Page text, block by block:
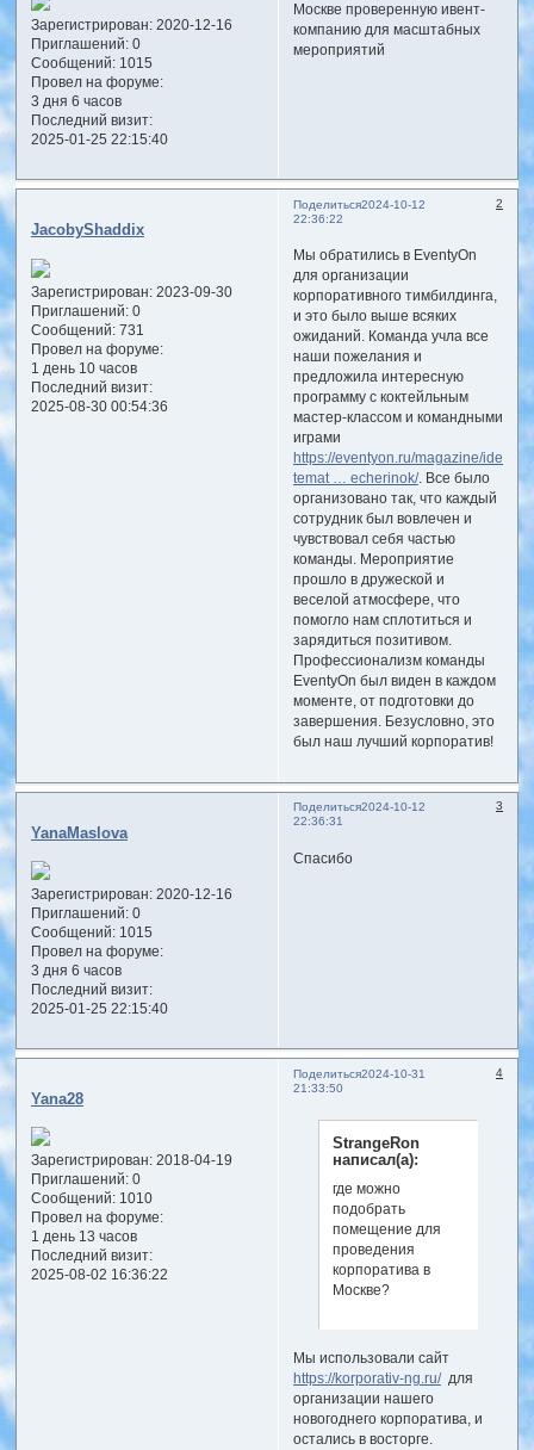
Зарегистрирован: 2020-12-16
Приглашений:0
Сообщений:1015
Провел на форуме:
3 дня 6 часов
Последний визит:
2025-01-25 22:15:40
Москве проверенную ивент-
компанию для масштабных
мероприятий
Поделиться 2
2024-10-12
22:36:22
JacobyShaddix
Зарегистрирован: 2023-09-30
Приглашений:0
Сообщений:731
Провел на форуме:
1 день 10 часов
Последний визит:
2025-08-30 00:54:36
Мы обратились в EventyOn
для организации
корпоративного тимбилдинга,
и это было выше всяких
ожиданий. Команда учла все
наши пожелания и
предложила интересную
программу с коктейльным
мастер-классом и командными
играми
https://eventyon.ru/magazine/idei-
temat … echerinok/. Все было
организовано так, что каждый
сотрудник был вовлечен и
чувствовал себя частью
команды. Мероприятие
прошло в дружеской и
веселой атмосфере, что
помогло нам сплотиться и
зарядиться позитивом.
Профессионализм команды
EventyOn был виден в каждом
моменте, от подготовки до
завершения. Безусловно, это
был наш лучший корпоратив!
Поделиться 3
2024-10-12
22:36:31
YanaMaslova
Зарегистрирован: 2020-12-16
Приглашений:0
Сообщений:1015
Провел на форуме:
3 дня 6 часов
Последний визит:
2025-01-25 22:15:40
Спасибо
Поделиться 4
2024-10-31
21:33:50
Yana28
Зарегистрирован: 2018-04-19
Приглашений:0
Сообщений:1010
Провел на форуме:
1 день 13 часов
Последний визит:
2025-08-02 16:36:22
StrangeRon
написал(а):
где можно
подобрать
помещение для
проведения
корпоратива в
Москве?
Мы использовали сайт
https://korporativ-ng.ru/для
организации нашего
новогоднего корпоратива, и
остались в восторге.